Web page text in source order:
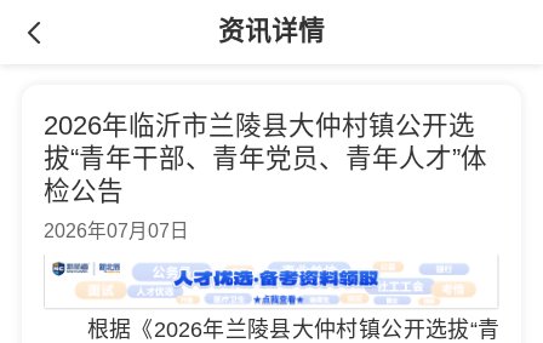
资讯详情
2026年临沂市兰陵县大仲村镇公开选
拔“青年干部、青年党员、青年人才”体
检公告
2026年07月07日
根据《2026年兰陵县大仲村镇公开选拔“青